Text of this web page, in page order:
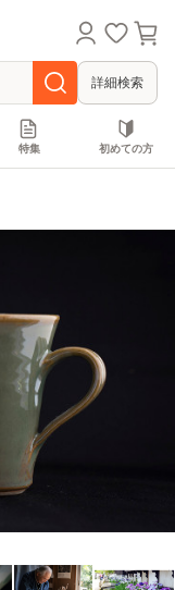
詳細検索
特集 初めての方